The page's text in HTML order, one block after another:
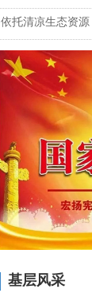
依托清凉生态资
基层风采